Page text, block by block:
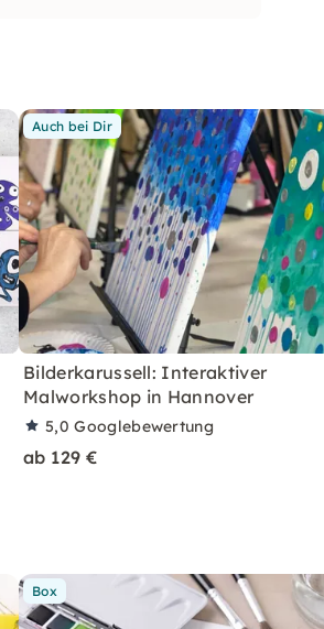
Auch bei Dir
Bilderkarussell: Interaktiver
Malworkshop in Hannover
5,0Googlebewertung
ab 129 €
Box